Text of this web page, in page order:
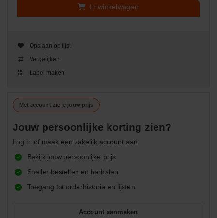
In winkelwagen
Opslaan op lijst
Vergelijken
Label maken
Met account zie je jouw prijs
Jouw persoonlijke korting zien?
Log in of maak een zakelijk account aan.
Bekijk jouw persoonlijke prijs
Sneller bestellen en herhalen
Toegang tot orderhistorie en lijsten
Account aanmaken